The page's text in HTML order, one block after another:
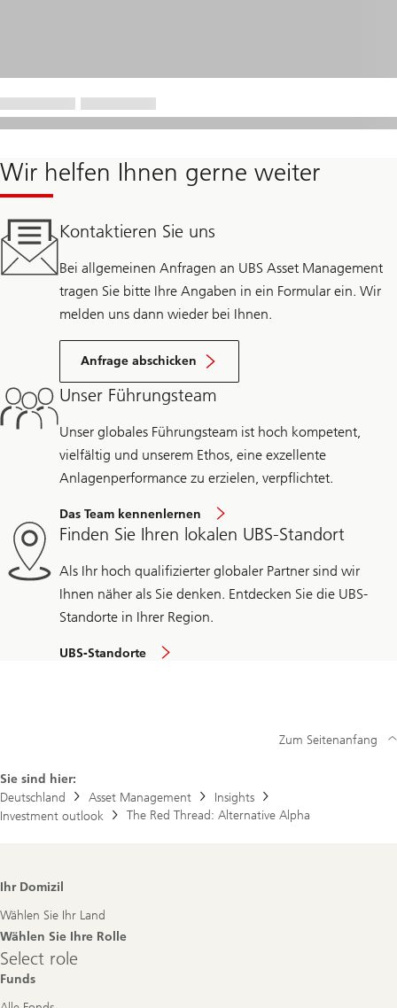
Wir helfen Ihnen gerne weiter
Kontaktieren Sie uns
Bei allgemeinen Anfragen an UBS Asset Management
tragen Sie bitte Ihre Angaben in ein Formular ein. Wir
melden uns dann wieder bei Ihnen.
Anfrage abschicken
Unser Führungsteam
Unser globales Führungsteam ist hoch kompetent,
vielfältig und unserem Ethos, eine exzellente
Anlagenperformance zu erzielen, verpflichtet.
Das Team kennenlernen
Finden Sie Ihren lokalen UBS-Standort
Als Ihr hoch qualifizierter globaler Partner sind wir
Ihnen näher als Sie denken. Entdecken Sie die UBS-
Standorte in Ihrer Region.
UBS-Standorte
Sie sind hier:
Deutschland
Asset Management
Insights
Investment outlook
The Red Thread: Alternative Alpha
Zum Seitenanfang
Footer
Ihr Domizil
Wählen Sie Ihr Land
Wählen Sie Ihre Rolle
Select
role
Select role
Funds